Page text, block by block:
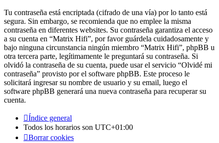
Tu contraseña está encriptada (cifrado de una vía) por lo tanto está
segura. Sin embargo, se recomienda que no emplee la misma
contraseña en diferentes websites. Su contraseña garantiza el acceso
a su cuenta en “Matrix Hifi”, por favor guárdela cuidadosamente y
bajo ninguna circunstancia ningún miembro “Matrix Hifi”, phpBB u
otra tercera parte, legítimamente le preguntará su contraseña. Si
olvidó la contraseña de su cuenta, puede usar el servicio “Olvidé mi
contraseña” provisto por el software phpBB. Este proceso le
solicitará ingresar su nombre de usuario y su email, luego el
software phpBB generará una nueva contraseña para recuperar su
cuenta.
Índice general
Todos los horarios son UTC+01:00
Borrar cookies